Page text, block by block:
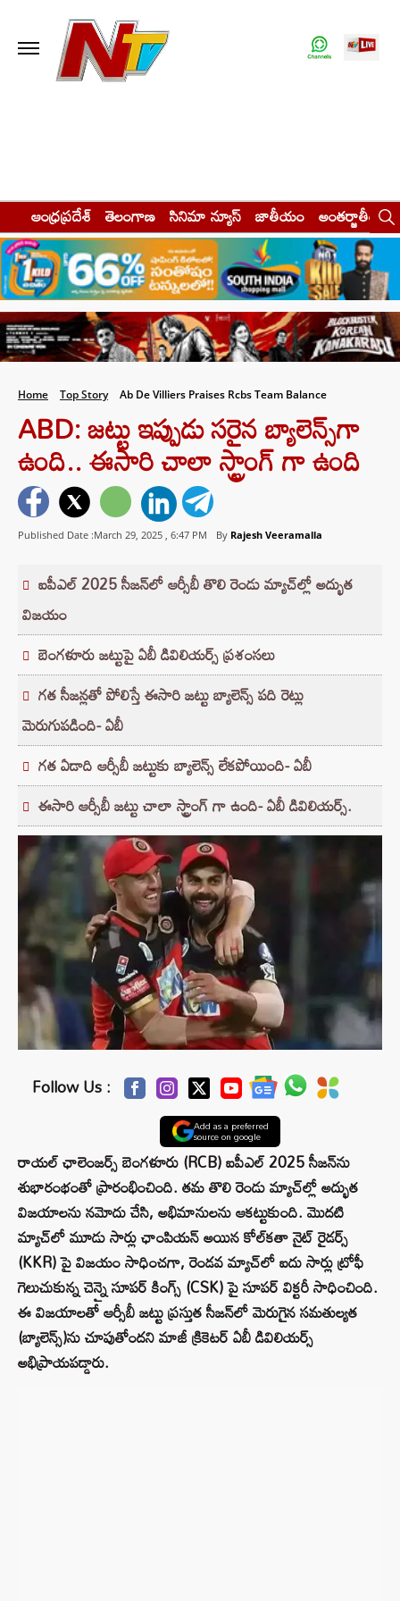
ఆంధ్రప్రదేశ్ తెలంగాణ సినిమా న్యూస్ జాతీయం అంతర్జాతీయం
Home Top Story Ab De Villiers Praises Rcbs Team Balance
ABD: జట్టు ఇప్పుడు సరైన బ్యాలెన్స్‌గా
ఉంది.. ఈసారి చాలా స్ట్రాంగ్ గా ఉంది
Published Date :March 29, 2025 , 6:47 PM By Rajesh Veeramalla
ఐపీఎల్ 2025 సీజన్‌లో ఆర్సీబీ తొలి రెండు మ్యాచ్‌ల్లో అద్భుత
విజయం
బెంగళూరు జట్టుపై ఏబీ డివిలియర్స్ ప్రశంసలు
గత సీజన్లతో పోలిస్తే ఈసారి జట్టు బ్యాలెన్స్ పది రెట్లు
మెరుగుపడింది- ఏబీ
గత ఏడాది ఆర్సీబీ జట్టుకు బ్యాలెన్స్ లేకపోయింది- ఏబీ
ఈసారి ఆర్సీబీ జట్టు చాలా స్ట్రాంగ్ గా ఉంది- ఏబీ డివిలియర్స్.
Follow Us :
Add as a preferred
source on google
రాయల్ ఛాలెంజర్స్ బెంగళూరు (RCB) ఐపీఎల్ 2025 సీజన్‌ను
శుభారంభంతో ప్రారంభించింది. తమ తొలి రెండు మ్యాచ్‌ల్లో అద్భుత
విజయాలను నమోదు చేసి, అభిమానులను ఆకట్టుకుంది. మొదటి
మ్యాచ్‌లో మూడు సార్లు ఛాంపియన్ అయిన కోల్‌కతా నైట్ రైడర్స్
(KKR) పై విజయం సాధించగా, రెండవ మ్యాచ్‌లో ఐదు సార్లు ట్రోఫీ
గెలుచుకున్న చెన్నై సూపర్ కింగ్స్ (CSK) పై సూపర్ విక్టరీ సాధించింది.
ఈ విజయాలతో ఆర్సీబీ జట్టు ప్రస్తుత సీజన్‌లో మెరుగైన సమతుల్యత
(బ్యాలెన్స్)ను చూపుతోందని మాజీ క్రికెటర్ ఏబీ డివిలియర్స్
అభిప్రాయపడ్డారు.